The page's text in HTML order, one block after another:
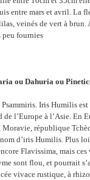
entre mars et avril. La
veinés de vert à brun.
peu fournies
ou Dahuria ou
Iris Humilis
de l’Europe à l’Asie. En
république
d’iris Humilis. Plus
Flavissima, mais ces
sont flou, et pourrait
vivace rustique, à